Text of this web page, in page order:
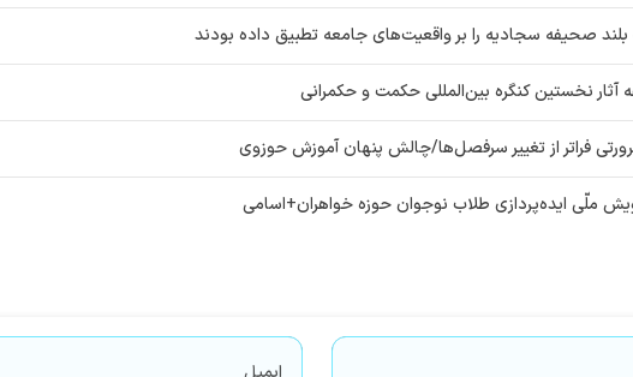
بلند صحیفه سجادیه را بر واقعیت‌های جامعه تطبیق داده‌ بودند
آثار نخستین کنگره بین‌المللی حکمت و حکمرانی
فراتر از تغییر سرفصل‌ها/چالش پنهان آموزش حوزوی
ملّی ایده‌پردازی طلاب نوجوان حوزه‌ خواهران+اسامی